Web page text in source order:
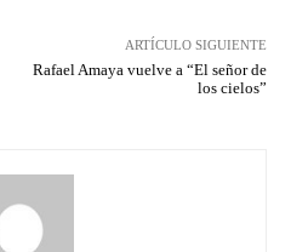
ARTÍCULO SIGUIENTE
Rafael Amaya vuelve a “El señor de
los cielos”